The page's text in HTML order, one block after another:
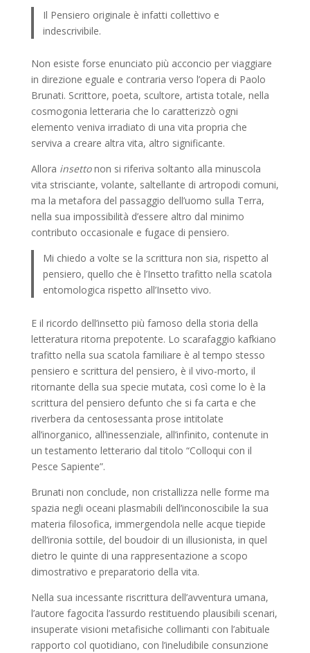
Il Pensiero originale è infatti collettivo e
indescrivibile.
Non esiste forse enunciato più acconcio per viaggiare
in direzione eguale e contraria verso l’opera di Paolo
Brunati. Scrittore, poeta, scultore, artista totale, nella
cosmogonia letteraria che lo caratterizzò ogni
elemento veniva irradiato di una vita propria che
serviva a creare altra vita, altro significante.
Allora insettonon si riferiva soltanto alla minuscola
vita strisciante, volante, saltellante di artropodi comuni,
ma la metafora del passaggio dell’uomo sulla Terra,
nella sua impossibilità d’essere altro dal minimo
contributo occasionale e fugace di pensiero.
Mi chiedo a volte se la scrittura non sia, rispetto al
pensiero, quello che è l’Insetto trafitto nella scatola
entomologica rispetto all’Insetto vivo.
E il ricordo dell’insetto più famoso della storia della
letteratura ritorna prepotente. Lo scarafaggio kafkiano
trafitto nella sua scatola familiare è al tempo stesso
pensiero e scrittura del pensiero, è il vivo-morto, il
ritornante della sua specie mutata, così come lo è la
scrittura del pensiero defunto che si fa carta e che
riverbera da centosessanta prose intitolate
all’inorganico, all’inessenziale, all’infinito, contenute in
un testamento letterario dal titolo “Colloqui con il
Pesce Sapiente”.
Brunati non conclude, non cristallizza nelle forme ma
spazia negli oceani plasmabili dell’inconoscibile la sua
materia filosofica, immergendola nelle acque tiepide
dell’ironia sottile, del boudoir di un illusionista, in quel
dietro le quinte di una rappresentazione a scopo
dimostrativo e preparatorio della vita.
Nella sua incessante riscrittura dell’avventura umana,
l’autore fagocita l’assurdo restituendo plausibili scenari,
insuperate visioni metafisiche collimanti con l’abituale
rapporto col quotidiano, con l’ineludibile consunzione